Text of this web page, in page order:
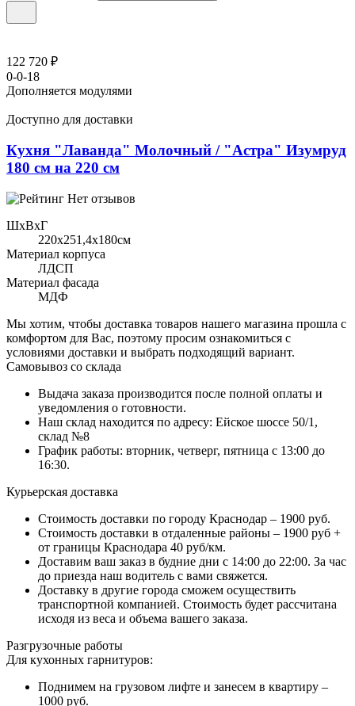
122 720 ₽
0-0-18
Дополняется модулями
Доступно для доставки
Кухня "Лаванда" Молочный / "Астра" Изумруд
180 см на 220 см
Нет отзывов
ШхВхГ
220x251,4х180см
Материал корпуса
ЛДСП
Материал фасада
МДФ
Мы хотим, чтобы доставка товаров нашего магазина прошла с
комфортом для Вас, поэтому просим ознакомиться с
условиями доставки и выбрать подходящий вариант.
Самовывоз со склада
Выдача заказа производится после полной оплаты и
уведомления о готовности.
Наш склад находится по адресу: Ейское шоссе 50/1,
склад №8
График работы: вторник, четверг, пятница с 13:00 до
16:30.
Курьерская доставка
Стоимость доставки по городу Краснодар – 1900 руб.
Стоимость доставки в отдаленные районы – 1900 руб +
от границы Краснодара 40 руб/км.
Доставим ваш заказ в будние дни с 14:00 до 22:00. За час
до приезда наш водитель с вами свяжется.
Доставку в другие города сможем осуществить
транспортной компанией. Стоимость будет рассчитана
исходя из веса и объема вашего заказа.
Разгрузочные работы
Для кухонных гарнитуров:
Поднимем на грузовом лифте и занесем в квартиру –
1000 руб.